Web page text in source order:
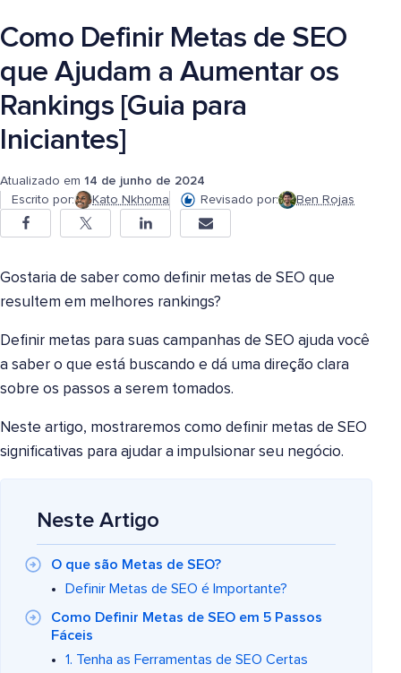
Como Definir Metas de SEO
que Ajudam a Aumentar os
Rankings [Guia para
Iniciantes]
Atualizado em 14 de junho de 2024
Escrito por:
Kato Nkhoma Revisado por: Ben Rojas
Gostaria de saber como definir metas de SEO que
resultem em melhores rankings?
Definir metas para suas campanhas de SEO ajuda você
a saber o que está buscando e dá uma direção clara
sobre os passos a serem tomados.
Neste artigo, mostraremos como definir metas de SEO
significativas para ajudar a impulsionar seu negócio.
Neste Artigo
O que são Metas de SEO?
Definir Metas de SEO é Importante?
Como Definir Metas de SEO em 5 Passos
Fáceis
1. Tenha as Ferramentas de SEO Certas